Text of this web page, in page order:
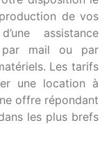
de vos
assistance
par mail ou par
Les tarifs
une location à
offre répondant
les plus brefs